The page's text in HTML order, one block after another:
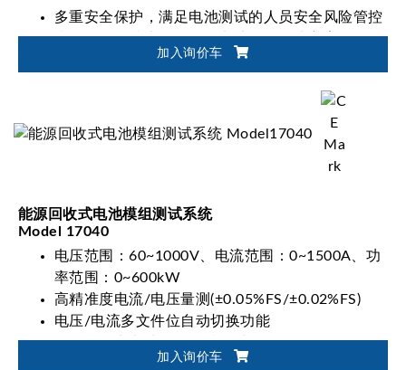
多重安全保护，满足电池测试的人员安全风险管控
弹性化整合技术，自动化电池验证解决方案
加入询价车
能源回收式电池模组测试系统
Model 17040
电压范围：60~1000V、电流范围：0~1500A、功
率范围：0~600kW
高精准度电流/电压量测(±0.05%FS/±0.02%FS)
电压/电流多文件位自动切换功能
可符合动力电池国际标准测试：IEC, ISO, UL,
加入询价车